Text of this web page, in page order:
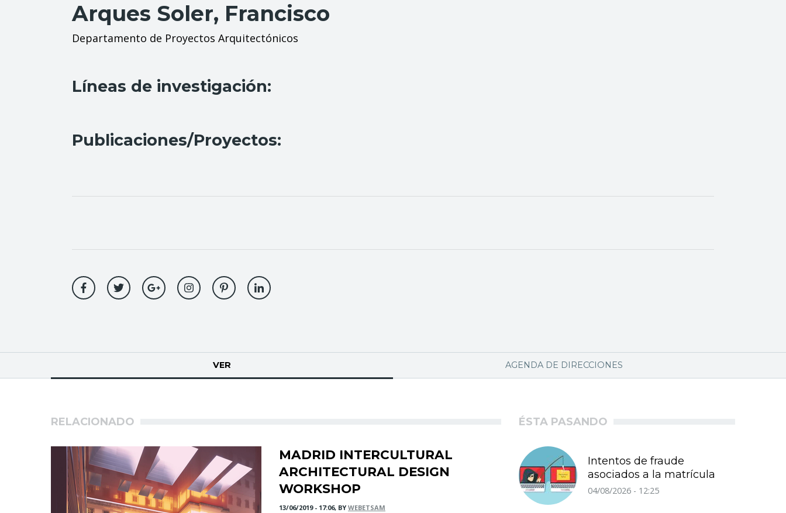
Arques Soler, Francisco
Departamento de Proyectos Arquitectónicos
Líneas de investigación:
Publicaciones/Proyectos:
principales
VER AGENDA DE DIRECCIONES
RELACIONADO
MADRID INTERCULTURAL
ARCHITECTURAL DESIGN
WORKSHOP
13/06/2019 - 17:06, BY WEBETSAM
ÉSTA PASANDO
Intentos de fraude
asociados a la matrícula
04/08/2026 - 12:25